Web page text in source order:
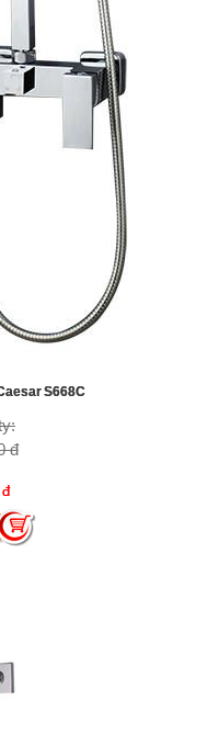
S668C
đ